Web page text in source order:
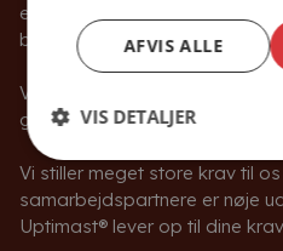
er med til at sikre at
bedste – fuldautomatiske
Vi bruger kun de bedste og
går vi ikke på kompromis med.
Vi stiller meget store krav til
samarbejdspartnere er nøje
Uptimast® lever op til dine
AFVIS ALLE
VIS DETALJER